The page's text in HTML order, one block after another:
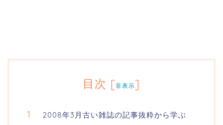
目次 [非表示]
2008年3月古い雑誌の記事抜粋から学ぶ